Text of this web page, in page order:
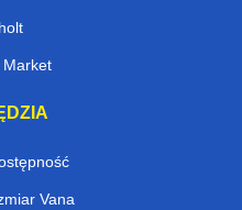
Market
Vana